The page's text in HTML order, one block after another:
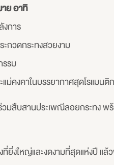
ย อาทิ
การ
กวดกระทงสวยงาม
รม
ม่คงคาในบรรยากาศสุดโรแมนติก
วมสืบสานประเพณีลอยกระทง
ที่ยิ่งใหญ่และงดงามที่สุดแห่งปี แ